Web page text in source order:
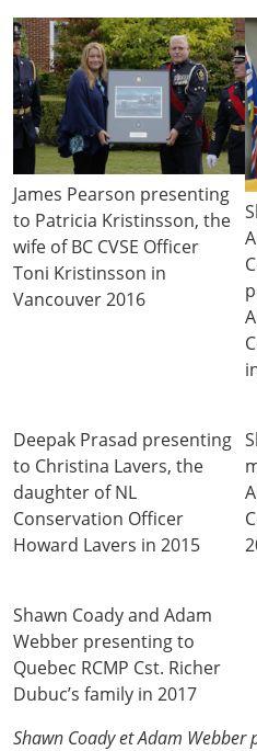
James Pearson presenting
to Patricia Kristinsson, the
wife of BC CVSE Officer
Toni Kristinsson in
Vancouver 2016
Deepak Prasad presenting
to Christina Lavers, the
daughter of NL
Conservation Officer
Howard Lavers in 2015
Shawn Coady and Adam
Webber presenting to
Quebec RCMP Cst. Richer
Dubuc’s family in 2017
Shawn Coady et Adam Webber